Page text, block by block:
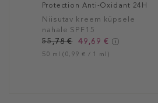
Protection Anti-Oxidant 24H
Moisture Creme SPF 15
Niisutav kreem küpsele
nahale SPF15
55,78 €
49,69 €
50 ml (0,99 € / 1 ml)